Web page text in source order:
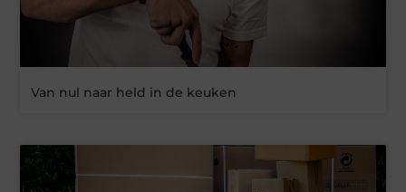
Van nul naar held in de keuken